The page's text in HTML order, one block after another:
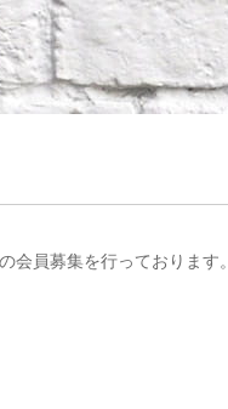
会員募集を行っております。